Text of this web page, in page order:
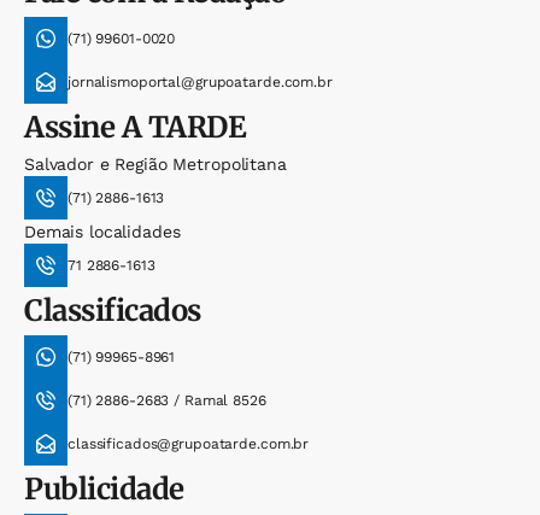
(71) 99601-0020
jornalismoportal@grupoatarde.com.br
AssineA TARDE
Salvador e Região Metropolitana
(71) 2886-1613
Demais localidades
71 2886-1613
Classificados
(71) 99965-8961
(71) 2886-2683 / Ramal 8526
classificados@grupoatarde.com.br
Publicidade